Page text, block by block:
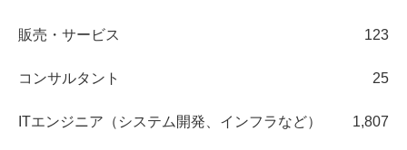
販売・サービス 123
コンサルタント 25
ITエンジニア（システム開発、インフラなど） 1,807